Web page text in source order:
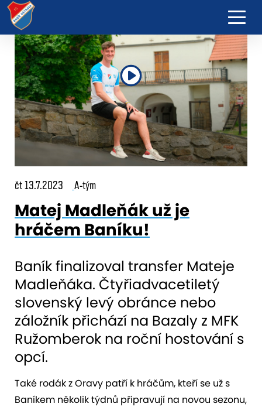
čt 13.7.2023 A-tým
Matej Madleňák už je
hráčem Baníku!
Baník finalizoval transfer Mateje
Madleňáka. Čtyřiadvacetiletý
slovenský levý obránce nebo
záložník přichází na Bazaly z MFK
Ružomberok na roční hostování s
opcí.
Také rodák z Oravy patří k hráčům, kteří se už s
Baníkem několik týdnů připravují na novou sezonu,